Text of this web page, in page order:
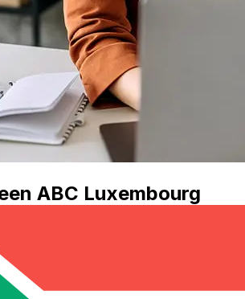
ABC Luxembourg
te ZAR ?
overboekingen met
Euro Lidstaten tot Zuid-Afrika
van de betaalmethode en het tijdstip